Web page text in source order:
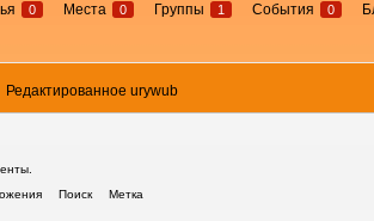
0 Места 0 Группы 1 События 0
Редактированное urywub
Поиск Метка